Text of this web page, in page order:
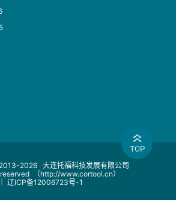
2026
大连托福科技发展有限公司
reserved
（http://www.cortool.cn）
辽ICP备12006723号-1